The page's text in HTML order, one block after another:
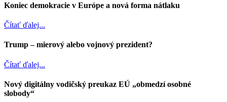
Koniec demokracie v Európe a nová forma nátlaku
Čítať ďalej...
Trump – mierový alebo vojnový prezident?
Čítať ďalej...
Nový digitálny vodičský preukaz EÚ „obmedzí osobné
slobody“